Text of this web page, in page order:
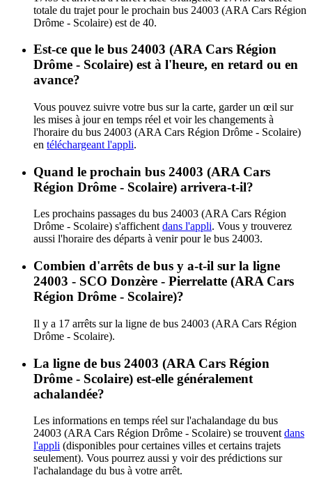
totale du trajet pour le prochain bus 24003 (ARA Cars Région
Drôme - Scolaire) est de 40.
Est-ce que le bus 24003 (ARA Cars Région
Drôme - Scolaire) est à l'heure, en retard ou en
avance?
Vous pouvez suivre votre bus sur la carte, garder un œil sur
les mises à jour en temps réel et voir les changements à
l'horaire du bus 24003 (ARA Cars Région Drôme - Scolaire)
en téléchargeant l'appli.
Quand le prochain bus 24003 (ARA Cars
Région Drôme - Scolaire) arrivera-t-il?
Les prochains passages du bus 24003 (ARA Cars Région
Drôme - Scolaire) s'affichent dans l'appli. Vous y trouverez
aussi l'horaire des départs à venir pour le bus 24003.
Combien d'arrêts de bus y a-t-il sur la ligne
24003 - SCO Donzère - Pierrelatte (ARA Cars
Région Drôme - Scolaire)?
Il y a 17 arrêts sur la ligne de bus 24003 (ARA Cars Région
Drôme - Scolaire).
La ligne de bus 24003 (ARA Cars Région
Drôme - Scolaire) est-elle généralement
achalandée?
Les informations en temps réel sur l'achalandage du bus
24003 (ARA Cars Région Drôme - Scolaire) se trouvent dans
l'appli (disponibles pour certaines villes et certains trajets
seulement). Vous pourrez aussi y voir des prédictions sur
l'achalandage du bus à votre arrêt.